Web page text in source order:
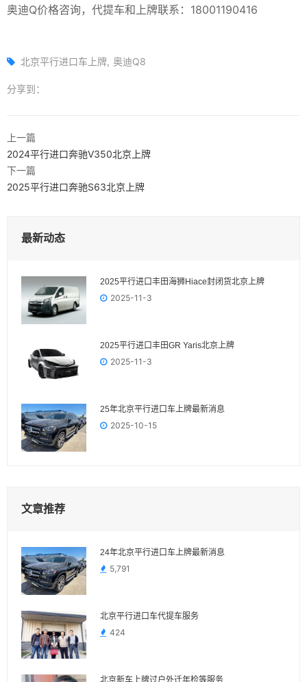
奥迪Q价格咨询，代提车和上牌联系：18001190416
北京平行进口车上牌 奥迪Q8
分享到：
上一篇
2024平行进口奔驰V350北京上牌
下一篇
2025平行进口奔驰S63北京上牌
最新动态
2025平行进口丰田海狮Hiace封闭货北京上牌
2025-11-3
2025平行进口丰田GR Yaris‌北京上牌
2025-11-3
25年北京平行进口车上牌最新消息
2025-10-15
文章推荐
24年北京平行进口车上牌最新消息
5,791
北京平行进口车代提车服务
424
北京新车上牌过户外迁年检等服务